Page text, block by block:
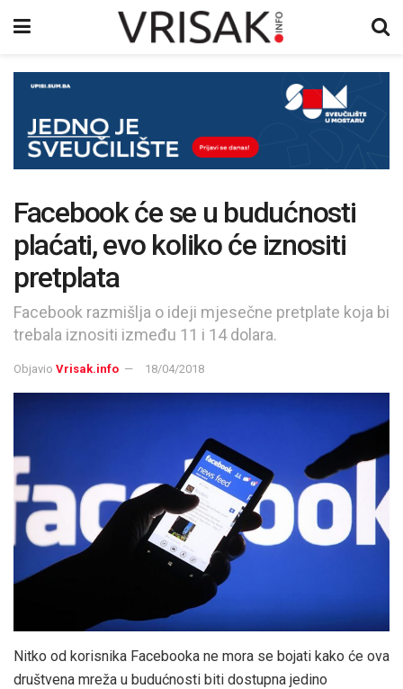
Facebook će se u budućnosti
plaćati, evo koliko će iznositi
pretplata
Facebook razmišlja o ideji mjesečne pretplate koja bi
trebala iznositi između 11 i 14 dolara.
Objavio Vrisak.info 18/04/2018
Nitko od korisnika Facebooka ne mora se bojati kako će ova
društvena mreža u budućnosti biti dostupna jedino